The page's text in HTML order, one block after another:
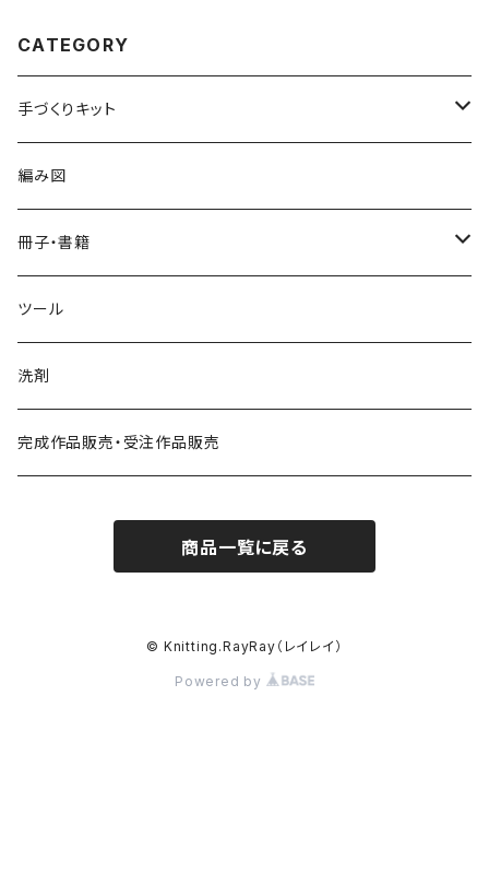
CATEGORY
手づくりキット
かぎ針編み
春夏ウェア
春夏小物
棒針編み
春夏ウェア
春夏小物
かぎ針×棒針
アフガン編み
小物
ハマナカ・アイアムオリーブ掲載作品
編み図
冊子・書籍
アイアムオリーブ
2025年
2026年
ツール
洗剤
完成作品販売・受注作品販売
商品一覧に戻る
© Knitting.RayRay（レイレイ）
Powered by